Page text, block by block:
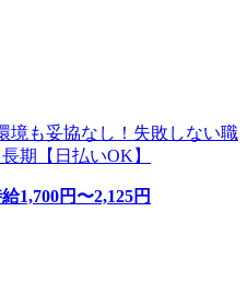
境も妥協なし！失敗しない職
期【日払いOK】
給1,700円〜2,125円